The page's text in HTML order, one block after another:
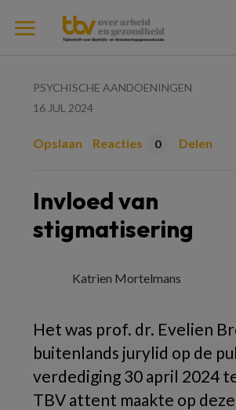
PSYCHISCHE AANDOENINGEN
16 JUL 2024
Opslaan Reacties 0 Delen
Invloed van
stigmatisering
Katrien Mortelmans
Het was prof. dr. Evelien
buitenlands jurylid op de
verdediging 30 april 2024
TBV attent maakte op